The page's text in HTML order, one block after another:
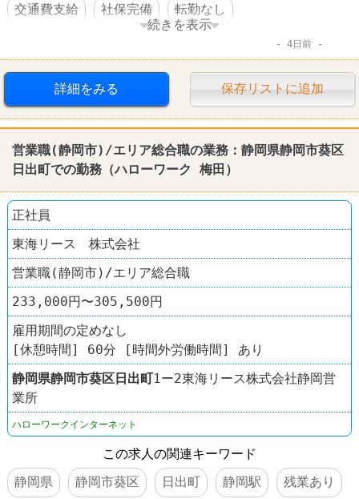
交通費支給 社保完備 転勤なし
続きを表示
4日前
詳細をみる 保存リストに追加
営業職(静岡市)/エリア総合職の業務：静岡県静岡市葵区
日出町での勤務（ハローワーク 梅田）
正社員
東海リース 株式会社
営業職(静岡市)/エリア総合職
233,000円〜305,500円
雇用期間の定めなし
[休憩時間] 60分 [時間外労働時間] あり
静岡県静岡市葵区日出町1ー2東海リース株式会社静岡営
業所
ハローワークインターネット
この求人の関連キーワード
静岡県
静岡市葵区 日出町 静岡駅 残業あり